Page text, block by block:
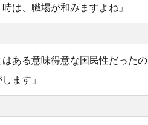
は、職場が和みますよね」
ある意味得意な国民性だった
ます」